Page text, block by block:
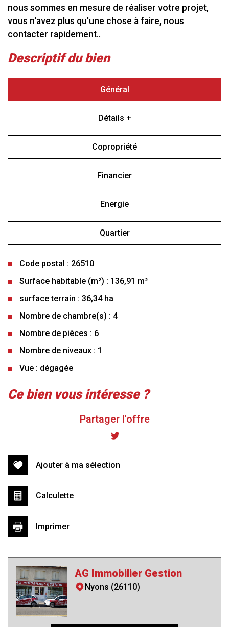
nous sommes en mesure de réaliser votre projet,
vous n'avez plus qu'une chose à faire, nous
contacter rapidement..
descriptif du bien
Général
Détails +
Copropriété
Financier
Energie
Quartier
Code postal : 26510
Surface habitable (m²) : 136,91 m²
surface terrain : 36,34 ha
Nombre de chambre(s) : 4
Nombre de pièces : 6
Nombre de niveaux : 1
Vue : dégagée
la ville de cornillon-sur-l'oule
Leaflet|©JawgMaps|© OpenStreetMap
Mairie
statistiques
ce bien vous intéresse ?
Partager l'offre
Ajouter à ma sélection
Calculette
Imprimer
AG Immobilier Gestion
Nyons (26110)